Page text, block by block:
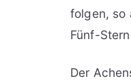
folgen, so
Fünf-
Der